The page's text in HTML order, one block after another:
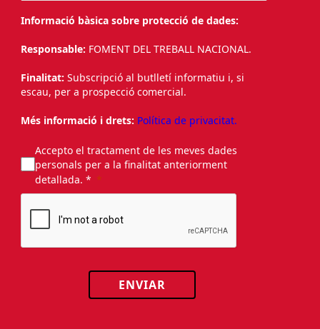
Informació bàsica sobre protecció de dades:
Responsable: FOMENT DEL TREBALL NACIONAL.
Finalitat: Subscripció al butlletí informatiu i, si
escau, per a prospecció comercial.
Més informació i drets: Política de privacitat.
Accepto el tractament de les meves dades
personals per a la finalitat anteriorment
detallada. *
ENVIAR